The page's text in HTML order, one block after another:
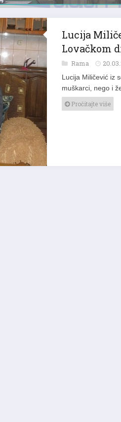
Lucija
Lovačkom
Rama
Lucija Miličević iz
muškarci, nego i
Pročitajte više